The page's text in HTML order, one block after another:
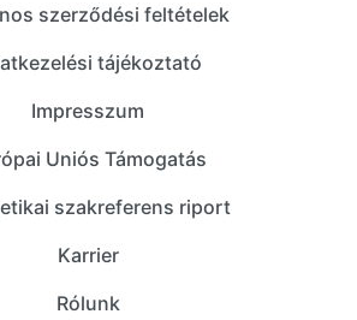
szerződési feltételek
tájékoztató
Impresszum
Uniós Támogatás
szakreferens riport
Karrier
Rólunk